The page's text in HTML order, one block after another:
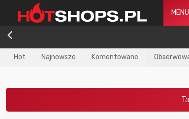
MENU
Hot Najnowsze Komentowane